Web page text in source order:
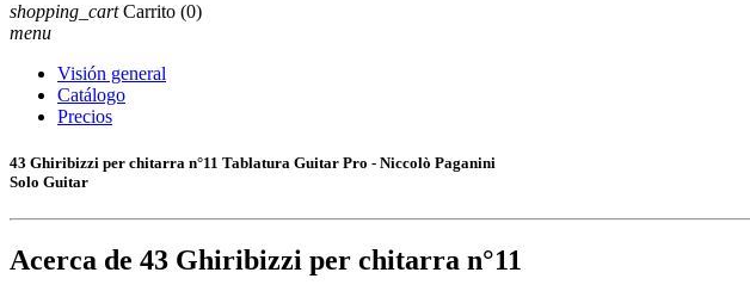
shopping_cart Carrito (0)
menu
Visión general
Catálogo
Precios
43 Ghiribizzi per chitarra n°11 Tablatura Guitar Pro - Niccolò Paganini
Solo Guitar
Acerca de 43 Ghiribizzi per chitarra n°11